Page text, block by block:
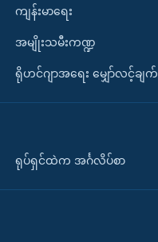
ကျန်းမာရေး
အမျိုးသမီးကဏ္ဍ
ရိုဟင်ဂျာအရေး မျှော်လင့်ချက်
ရုပ်ရှင်ထဲက အင်္ဂလိပ်စာ